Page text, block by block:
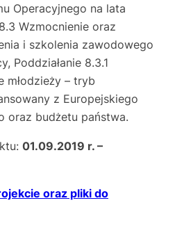
Operacyjnego na lata
Wzmocnienie oraz
i szkolenia zawodowego
Poddziałanie 8.3.1
młodzieży – tryb
z Europejskiego
oraz budżetu państwa.
01.09.2019 r. –
oraz pliki do